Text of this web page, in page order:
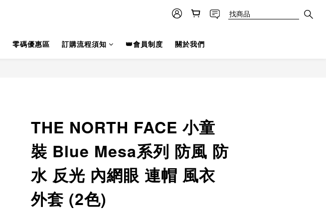
零碼優惠區 訂購流程須知 👑會員制度 關於我們
THE NORTH FACE 小童
裝 Blue Mesa系列 防風 防
水 反光 內網眼 連帽 風衣
外套 (2色)